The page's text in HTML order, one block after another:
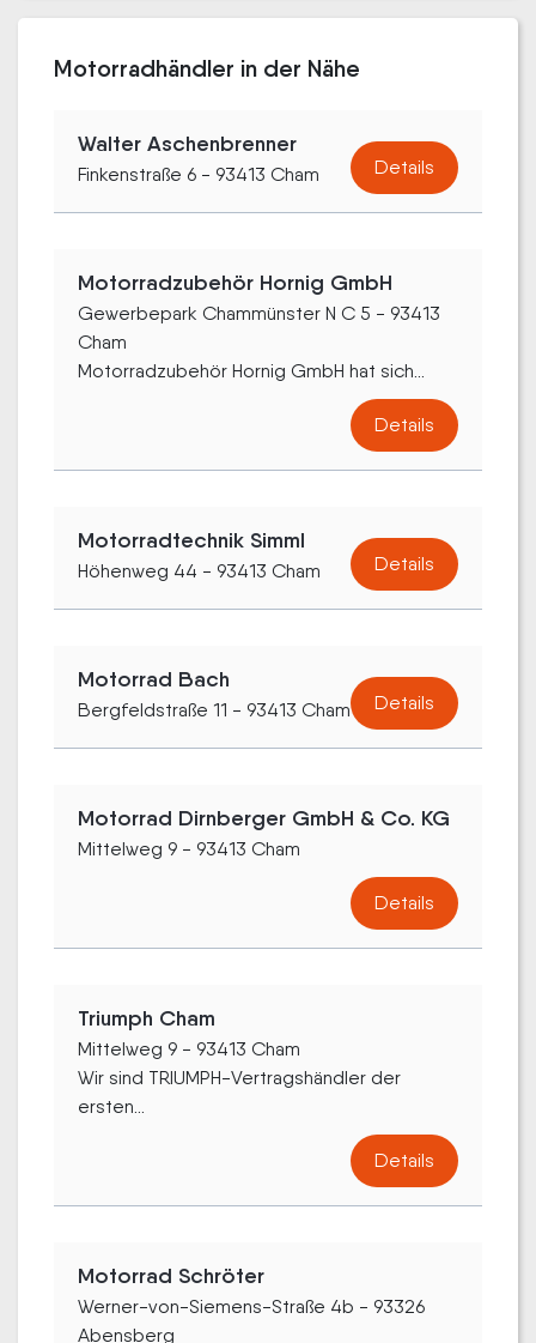
Motorradhändler in der Nähe
Walter Aschenbrenner
Finkenstraße 6 - 93413 Cham Details
Motorradzubehör Hornig GmbH
Gewerbepark Chammünster N C 5 - 93413
Cham
Motorradzubehör Hornig GmbH hat sich...
Details
Motorradtechnik Simml
Höhenweg 44 - 93413 Cham Details
Motorrad Bach
Bergfeldstraße 11 - 93413 Cham Details
Motorrad Dirnberger GmbH & Co. KG
Mittelweg 9 - 93413 Cham
Details
Triumph Cham
Mittelweg 9 - 93413 Cham
Wir sind TRIUMPH-Vertragshändler der
ersten...
Details
Motorrad Schröter
Werner-von-Siemens-Straße 4b - 93326
Abensberg